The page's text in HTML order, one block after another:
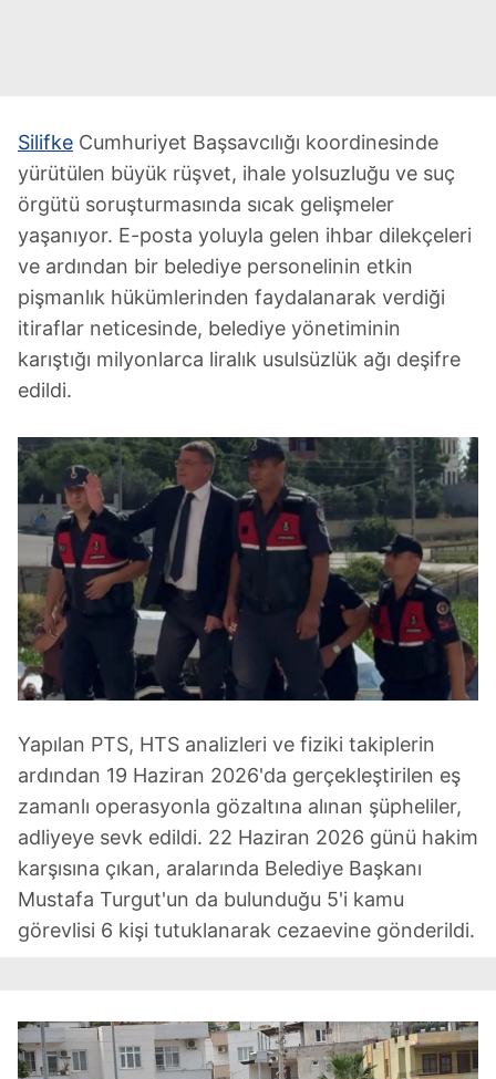
Silifke Cumhuriyet Başsavcılığı koordinesinde
yürütülen büyük rüşvet, ihale yolsuzluğu ve suç
örgütü soruşturmasında sıcak gelişmeler
yaşanıyor. E-posta yoluyla gelen ihbar dilekçeleri
ve ardından bir belediye personelinin etkin
pişmanlık hükümlerinden faydalanarak verdiği
itiraflar neticesinde, belediye yönetiminin
karıştığı milyonlarca liralık usulsüzlük ağı deşifre
edildi.
Yapılan PTS, HTS analizleri ve fiziki takiplerin
ardından 19 Haziran 2026'da gerçekleştirilen eş
zamanlı operasyonla gözaltına alınan şüpheliler,
adliyeye sevk edildi. 22 Haziran 2026 günü hakim
karşısına çıkan, aralarında Belediye Başkanı
Mustafa Turgut'un da bulunduğu 5'i kamu
görevlisi 6 kişi tutuklanarak cezaevine gönderildi.